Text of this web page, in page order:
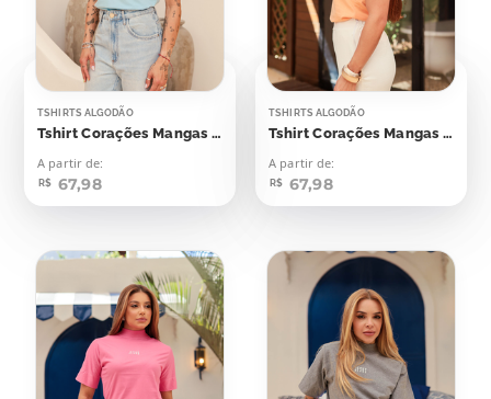
TSHIRTS ALGODÃO
Tshirt Corações Mangas Aplicação
A partir de:
R$ 67,98
TSHIRTS ALGODÃO
Tshirt Corações Mangas Aplicação
A partir de:
R$ 67,98